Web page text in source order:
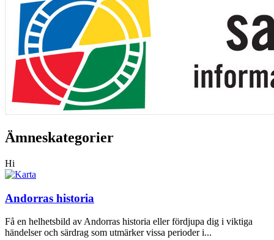
Ämneskategorier
Hi
Andorras historia
Få en helhetsbild av Andorras historia eller fördjupa dig i viktiga
händelser och särdrag som utmärker vissa perioder i...